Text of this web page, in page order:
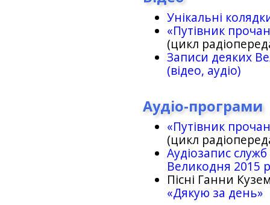
Унікальні
«Путівник
(цикл
Записи деяких
(відео, аудіо)
Аудіо-програми
«Путівник
(цикл
Аудіозапис
Великодня 2015
Пісні Ганни
«Дякую за день»